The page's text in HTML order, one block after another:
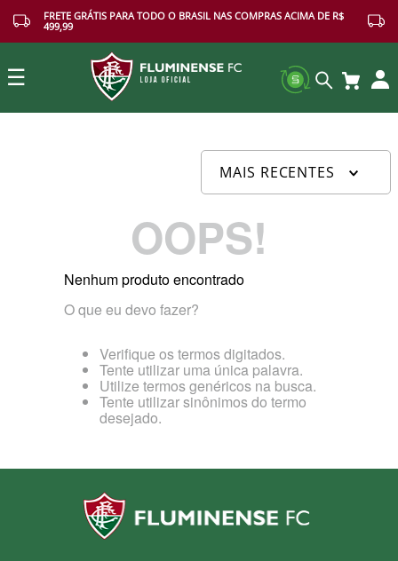
FRETE GRÁTIS PARA TODO O BRASIL NAS COMPRAS ACIMA DE R$
499,99
☰
MAIS RECENTES
OOPS!
Nenhum produto encontrado
O que eu devo fazer?
Verifique os termos digitados.
Tente utilizar uma única palavra.
Utilize termos genéricos na busca.
Tente utilizar sinônimos do termo
desejado.